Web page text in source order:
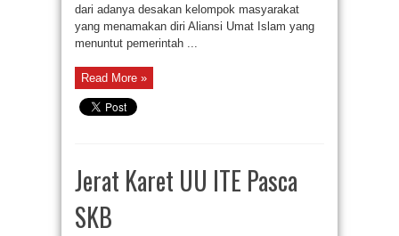
dari adanya desakan kelompok masyarakat
yang menamakan diri Aliansi Umat Islam yang
menuntut pemerintah ...
Read More »
Jerat Karet UU ITE Pasca
SKB